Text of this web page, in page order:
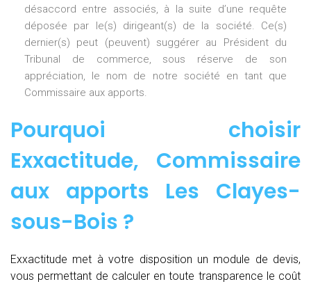
désaccord entre associés, à la suite d’une requête
déposée par le(s) dirigeant(s) de la société. Ce(s)
dernier(s) peut (peuvent) suggérer au Président du
Tribunal de commerce, sous réserve de son
appréciation, le nom de notre société en tant que
Commissaire aux apports.
Pourquoi choisir
Exxactitude, Commissaire
aux apports Les Clayes-
sous-Bois ?
Exxactitude met à votre disposition un module de devis,
vous permettant de calculer en toute transparence le coût